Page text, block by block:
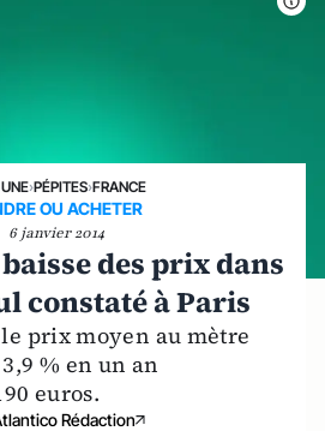
›PÉPITES›FRANCE
OU ACHETER
6 janvier 2014
des prix dans
constaté à Paris
prix moyen au mètre
% en un an
euros.
Rédaction